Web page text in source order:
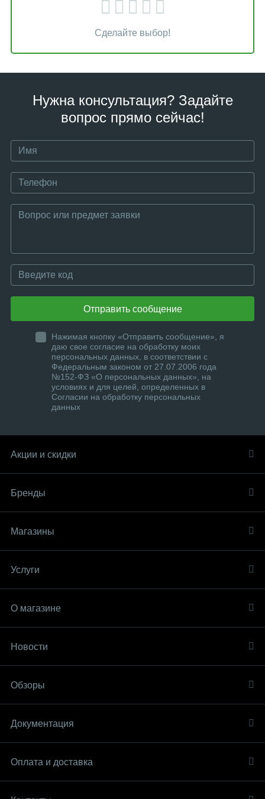
Сделайте выбор!
Нужна консультация? Задайте
вопрос прямо сейчас!
Отправить сообщение
Нажимая кнопку «Отправить сообщение», я
даю свое согласие на обработку моих
персональных данных, в соответствии с
Федеральным законом от 27.07.2006 года
№152-ФЗ «О персональных данных», на
условиях и для целей, определенных в
Согласии на обработку персональных
данных
Акции и скидки
Бренды
Магазины
Услуги
О магазине
Новости
Обзоры
Документация
Оплата и доставка